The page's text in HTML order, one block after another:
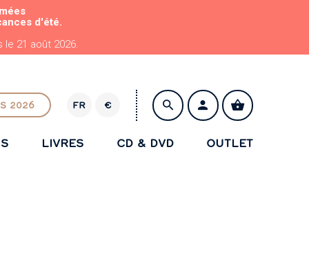
d'été.
21 août 2026.
2026 FR
R
€
LIVRES CD & DVD OUTLET